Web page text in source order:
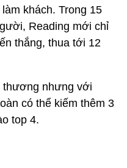
khách. Trong 15
Reading mới chỉ
thắng, thua tới 12
thương nhưng với
có thể kiếm thêm 3
top 4.